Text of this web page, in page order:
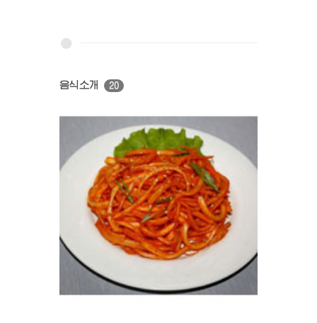
음식소개 20